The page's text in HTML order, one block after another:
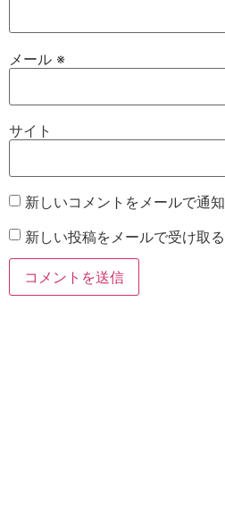
メール ※
サイト
新しいコメントをメールで通知
新しい投稿をメールで受け取る